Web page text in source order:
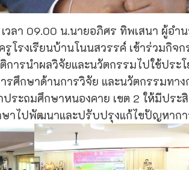
ลา 09.00 น.นายอภิศร ทิพเสนา ผู้อำ
โรงเรียนบ้านโนนสวรรค์ เข้าร่วมกิจ
การนำผลวิจัยและนวัตกรรมไปใช้ประ
ศึกษาด้านการวิจัย และนวัตกรรมทาง
ระถมศึกษาหนองคาย เขต 2 ให้มีปร
าไปพัฒนาและปรับปรุงแก้ไขปัญหากา